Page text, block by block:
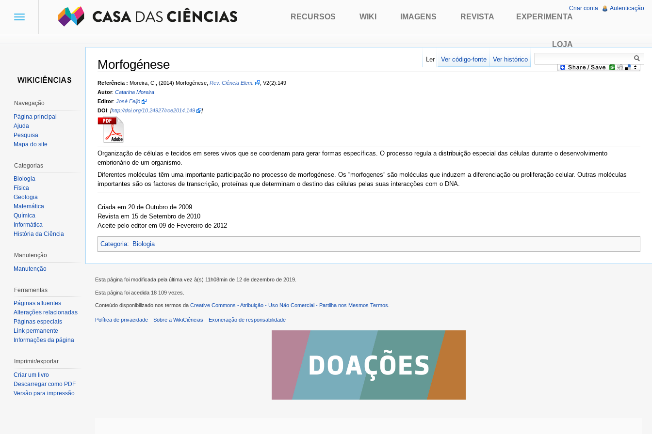
Morfogénese
Ir para:navegação,pesquisa
Referência : Moreira, C., (2014) Morfogénese, Rev. Ciência Elem.
, V2(2):149
Autor: Catarina Moreira
Editor: José Feijó
DOI: [http://doi.org/10.24927/rce2014.149 ]
Organização de células e tecidos em seres vivos que se coordenam para gerar formas específicas. O processo regula a distribuição especial das células durante o desenvolvimento
embrionário de um organismo.
Diferentes moléculas têm uma importante participação no processo de morfogénese. Os “morfogenes” são moléculas que induzem a diferenciação ou proliferação celular. Outras moléculas
importantes são os factores de transcrição, proteínas que determinam o destino das células pelas suas interacções com o DNA.
Criada em 20 de Outubro de 2009
Revista em 15 de Setembro de 2010
Aceite pelo editor em 09 de Fevereiro de 2012
Categoria: Biologia
Toggle
RECURSOS WIKI IMAGENS REVISTA EXPERIMENTA
LOJA
Criar conta Autenticação
Ler Ver código-fonte Ver histórico
Navegação
Página principal
Ajuda
Pesquisa
Mapa do site
Categorias
Biologia
Física
Geologia
Matemática
Química
Informática
História da Ciência
Manutenção
Manutenção
Ferramentas
Páginas afluentes
Alterações relacionadas
Páginas especiais
Link permanente
Informações da página
Imprimir/exportar
Criar um livro
Descarregar como PDF
Versão para impressão
Esta página foi modificada pela última vez à(s) 11h08min de 12 de dezembro de 2019.
Esta página foi acedida 18 109 vezes.
Conteúdo disponibilizado nos termos da Creative Commons - Atribuição - Uso Não Comercial - Partilha nos Mesmos Termos
Política de privacidade Sobre a WikiCiências Exoneração de responsabilidade